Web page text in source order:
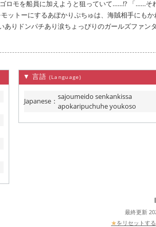
ロモを船員に加えようと狙っていて……!? 「……そ
トーにするあぽかりぷちゅは、海賊相手にもか
りドンパチあり涙ちょっぴりのガールズファン
▼ 言語 (Language)
Japanese ：sajoumeido senkankissa
apokaripuchuhe youkoso
最終更新
★をリセットする